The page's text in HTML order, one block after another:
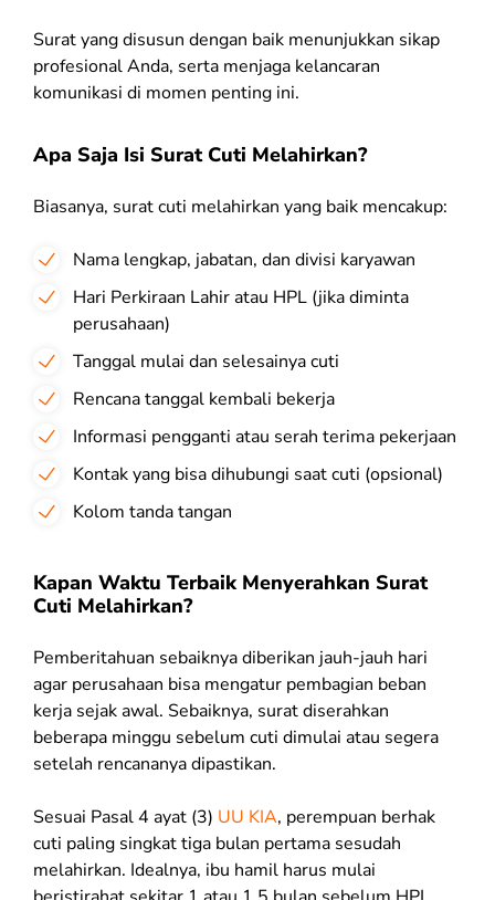
Surat yang disusun dengan baik menunjukkan sikap
profesional Anda, serta menjaga kelancaran
komunikasi di momen penting ini.
Apa Saja Isi Surat Cuti Melahirkan?
Biasanya, surat cuti melahirkan yang baik mencakup:
Nama lengkap, jabatan, dan divisi karyawan
Hari Perkiraan Lahir atau HPL (jika diminta
perusahaan)
Tanggal mulai dan selesainya cuti
Rencana tanggal kembali bekerja
Informasi pengganti atau serah terima pekerjaan
Kontak yang bisa dihubungi saat cuti (opsional)
Kolom tanda tangan
Kapan Waktu Terbaik Menyerahkan Surat
Cuti Melahirkan?
Pemberitahuan sebaiknya diberikan jauh-jauh hari
agar perusahaan bisa mengatur pembagian beban
kerja sejak awal. Sebaiknya, surat diserahkan
beberapa minggu sebelum cuti dimulai atau segera
setelah rencananya dipastikan.
Sesuai Pasal 4 ayat (3) UU KIA, perempuan berhak
cuti paling singkat tiga bulan pertama sesudah
melahirkan. Idealnya, ibu hamil harus mulai